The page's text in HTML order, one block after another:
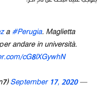
a#Perugia. Maglietta
andare in università.
cG8lXGywhN
— luca bianchin (@lucabianchin7)
September 17, 2020